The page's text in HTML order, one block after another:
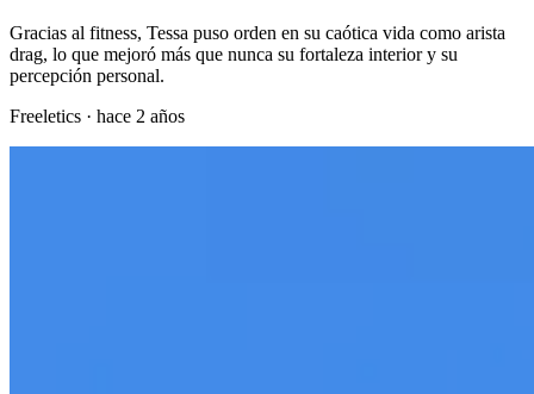
Gracias al fitness, Tessa puso orden en su caótica vida como arista
drag, lo que mejoró más que nunca su fortaleza interior y su
percepción personal.
Freeletics · hace 2 años